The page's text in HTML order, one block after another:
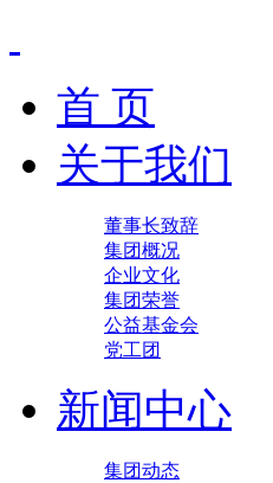
首 页
关于我们
董事长致辞
集团概况
企业文化
集团荣誉
公益基金会
党工团
新闻中心
集团动态